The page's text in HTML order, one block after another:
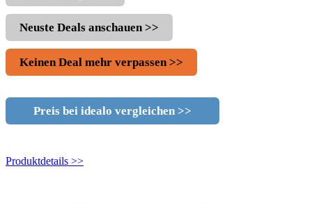
Neuste Deals anschauen >>
Keinen Deal mehr verpassen >>
Preis bei idealo vergleichen >>
Produktdetails >>